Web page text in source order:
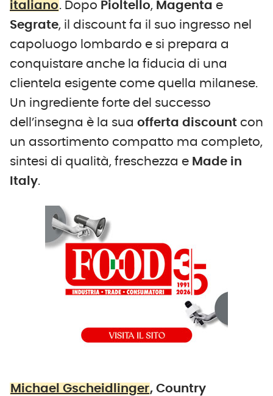
italiano. Dopo Pioltello, Magenta e
Segrate, il discount fa il suo ingresso nel
capoluogo lombardo e si prepara a
conquistare anche la fiducia di una
clientela esigente come quella milanese.
Un ingrediente forte del successo
dell’insegna è la sua offerta discount con
un assortimento compatto ma completo,
sintesi di qualità, freschezza e Made in
Italy.
Michael Gscheidlinger, Country